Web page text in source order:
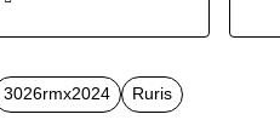
3026rmx2024 Ruris